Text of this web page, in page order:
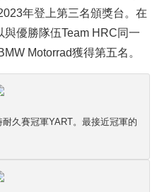
年登上第三名頒獎台。在
優勝隊伍Team HRC同一
Motorrad獲得第五名。
久賽冠軍YART。最接近冠軍的